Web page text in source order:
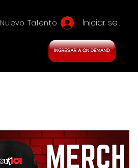
Nuevo Talento Iniciar sesión